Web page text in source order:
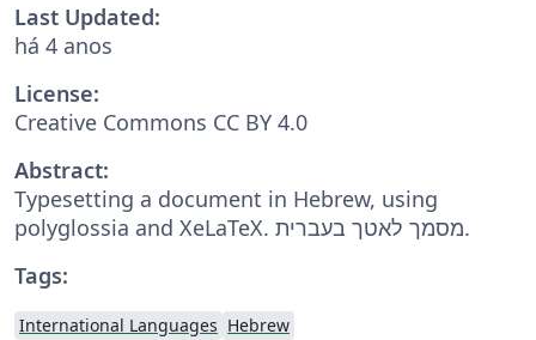
Last Updated:
há 4 anos
License:
Creative Commons CC BY 4.0
Abstract:
Typesetting a document in Hebrew, using
polyglossia and XeLaTeX. מסמך לאטך בעברית.
Tags:
International Languages Hebrew